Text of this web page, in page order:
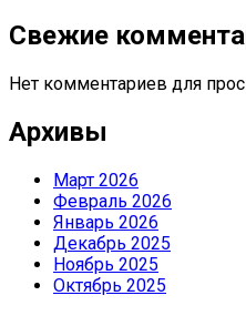
Свежие
Нет комментариев для
Архивы
Март 2026
Февраль 2026
Январь 2026
Декабрь 2025
Ноябрь 2025
Октябрь 2025